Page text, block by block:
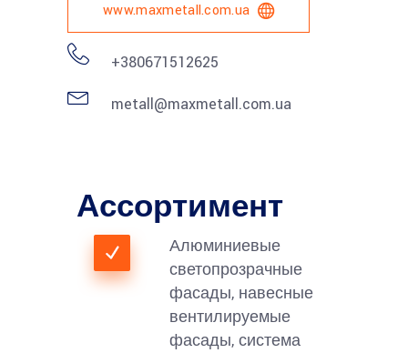
www.maxmetall.com.ua
+380671512625
metall@maxmetall.com.ua
Ассортимент
Алюминиевые
светопрозрачные
фасады, навесные
вентилируемые
фасады, система